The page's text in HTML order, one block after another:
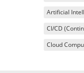
Artificial
CI/CD
Cloud